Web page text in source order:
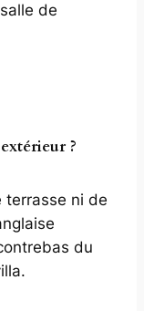
de
?
terrasse ni de
du